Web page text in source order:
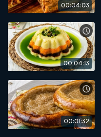
00:04:03
00:04:13
00:01:32